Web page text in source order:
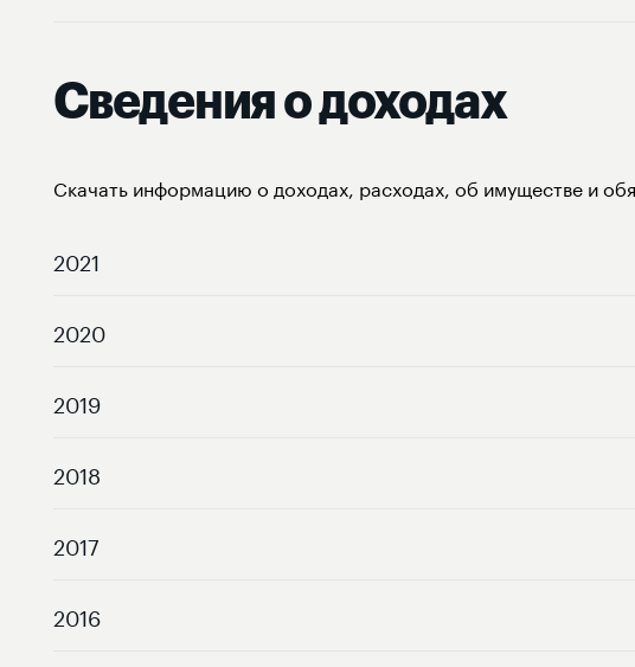
Сведения о доходах
Скачать информацию о доходах, расходах, об имуществе и
2021
2020
2019
2018
2017
2016